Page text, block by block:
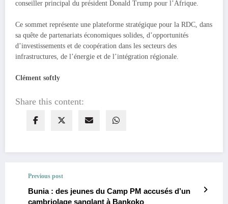
conseiller principal du président Donald Trump pour l’Afrique.
Ce sommet représente une plateforme stratégique pour la RDC, dans
sa quête de partenariats économiques solides, d’opportunités
d’investissements et de coopération dans les secteurs des
infrastructures, de l’énergie et de l’intégration régionale.
Clément softly
Share this content:
Previous post
Bunia : des jeunes du Camp PM accusés d’un
cambriolage sanglant à Bankoko